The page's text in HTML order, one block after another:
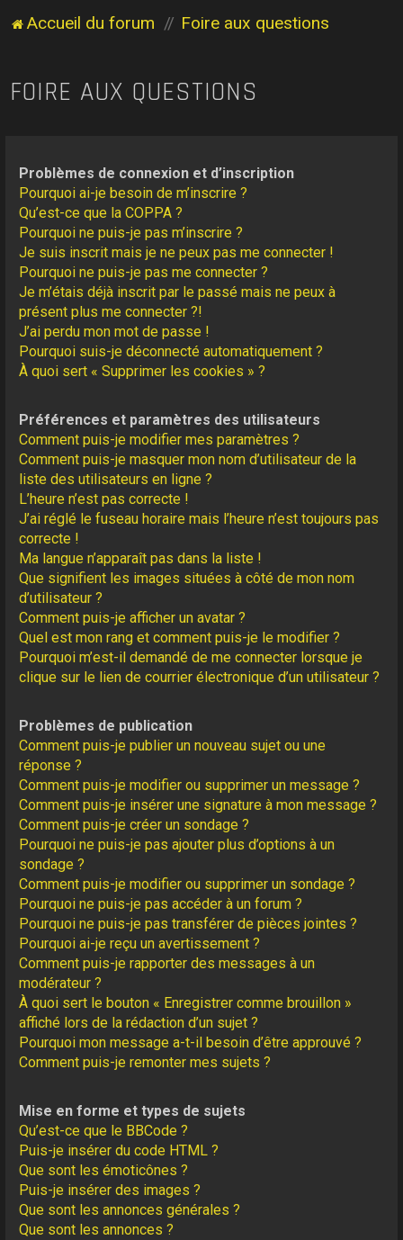
Accueil du forum Foire aux questions
FOIRE AUX QUESTIONS
Problèmes de connexion et d’inscription
Pourquoi ai-je besoin de m’inscrire ?
Qu’est-ce que la COPPA ?
Pourquoi ne puis-je pas m’inscrire ?
Je suis inscrit mais je ne peux pas me connecter !
Pourquoi ne puis-je pas me connecter ?
Je m’étais déjà inscrit par le passé mais ne peux à
présent plus me connecter ?!
J’ai perdu mon mot de passe !
Pourquoi suis-je déconnecté automatiquement ?
À quoi sert « Supprimer les cookies » ?
Préférences et paramètres des utilisateurs
Comment puis-je modifier mes paramètres ?
Comment puis-je masquer mon nom d’utilisateur de la
liste des utilisateurs en ligne ?
L’heure n’est pas correcte !
J’ai réglé le fuseau horaire mais l’heure n’est toujours pas
correcte !
Ma langue n’apparaît pas dans la liste !
Que signifient les images situées à côté de mon nom
d’utilisateur ?
Comment puis-je afficher un avatar ?
Quel est mon rang et comment puis-je le modifier ?
Pourquoi m’est-il demandé de me connecter lorsque je
clique sur le lien de courrier électronique d’un utilisateur ?
Problèmes de publication
Comment puis-je publier un nouveau sujet ou une
réponse ?
Comment puis-je modifier ou supprimer un message ?
Comment puis-je insérer une signature à mon message ?
Comment puis-je créer un sondage ?
Pourquoi ne puis-je pas ajouter plus d’options à un
sondage ?
Comment puis-je modifier ou supprimer un sondage ?
Pourquoi ne puis-je pas accéder à un forum ?
Pourquoi ne puis-je pas transférer de pièces jointes ?
Pourquoi ai-je reçu un avertissement ?
Comment puis-je rapporter des messages à un
modérateur ?
À quoi sert le bouton « Enregistrer comme brouillon »
affiché lors de la rédaction d’un sujet ?
Pourquoi mon message a-t-il besoin d’être approuvé ?
Comment puis-je remonter mes sujets ?
Mise en forme et types de sujets
Qu’est-ce que le BBCode ?
Puis-je insérer du code HTML ?
Que sont les émoticônes ?
Puis-je insérer des images ?
Que sont les annonces générales ?
Que sont les annonces ?